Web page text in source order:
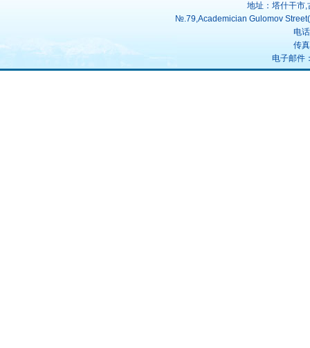
地址：塔什干市
№.79,Academician Gulomov
电
传
电子邮件